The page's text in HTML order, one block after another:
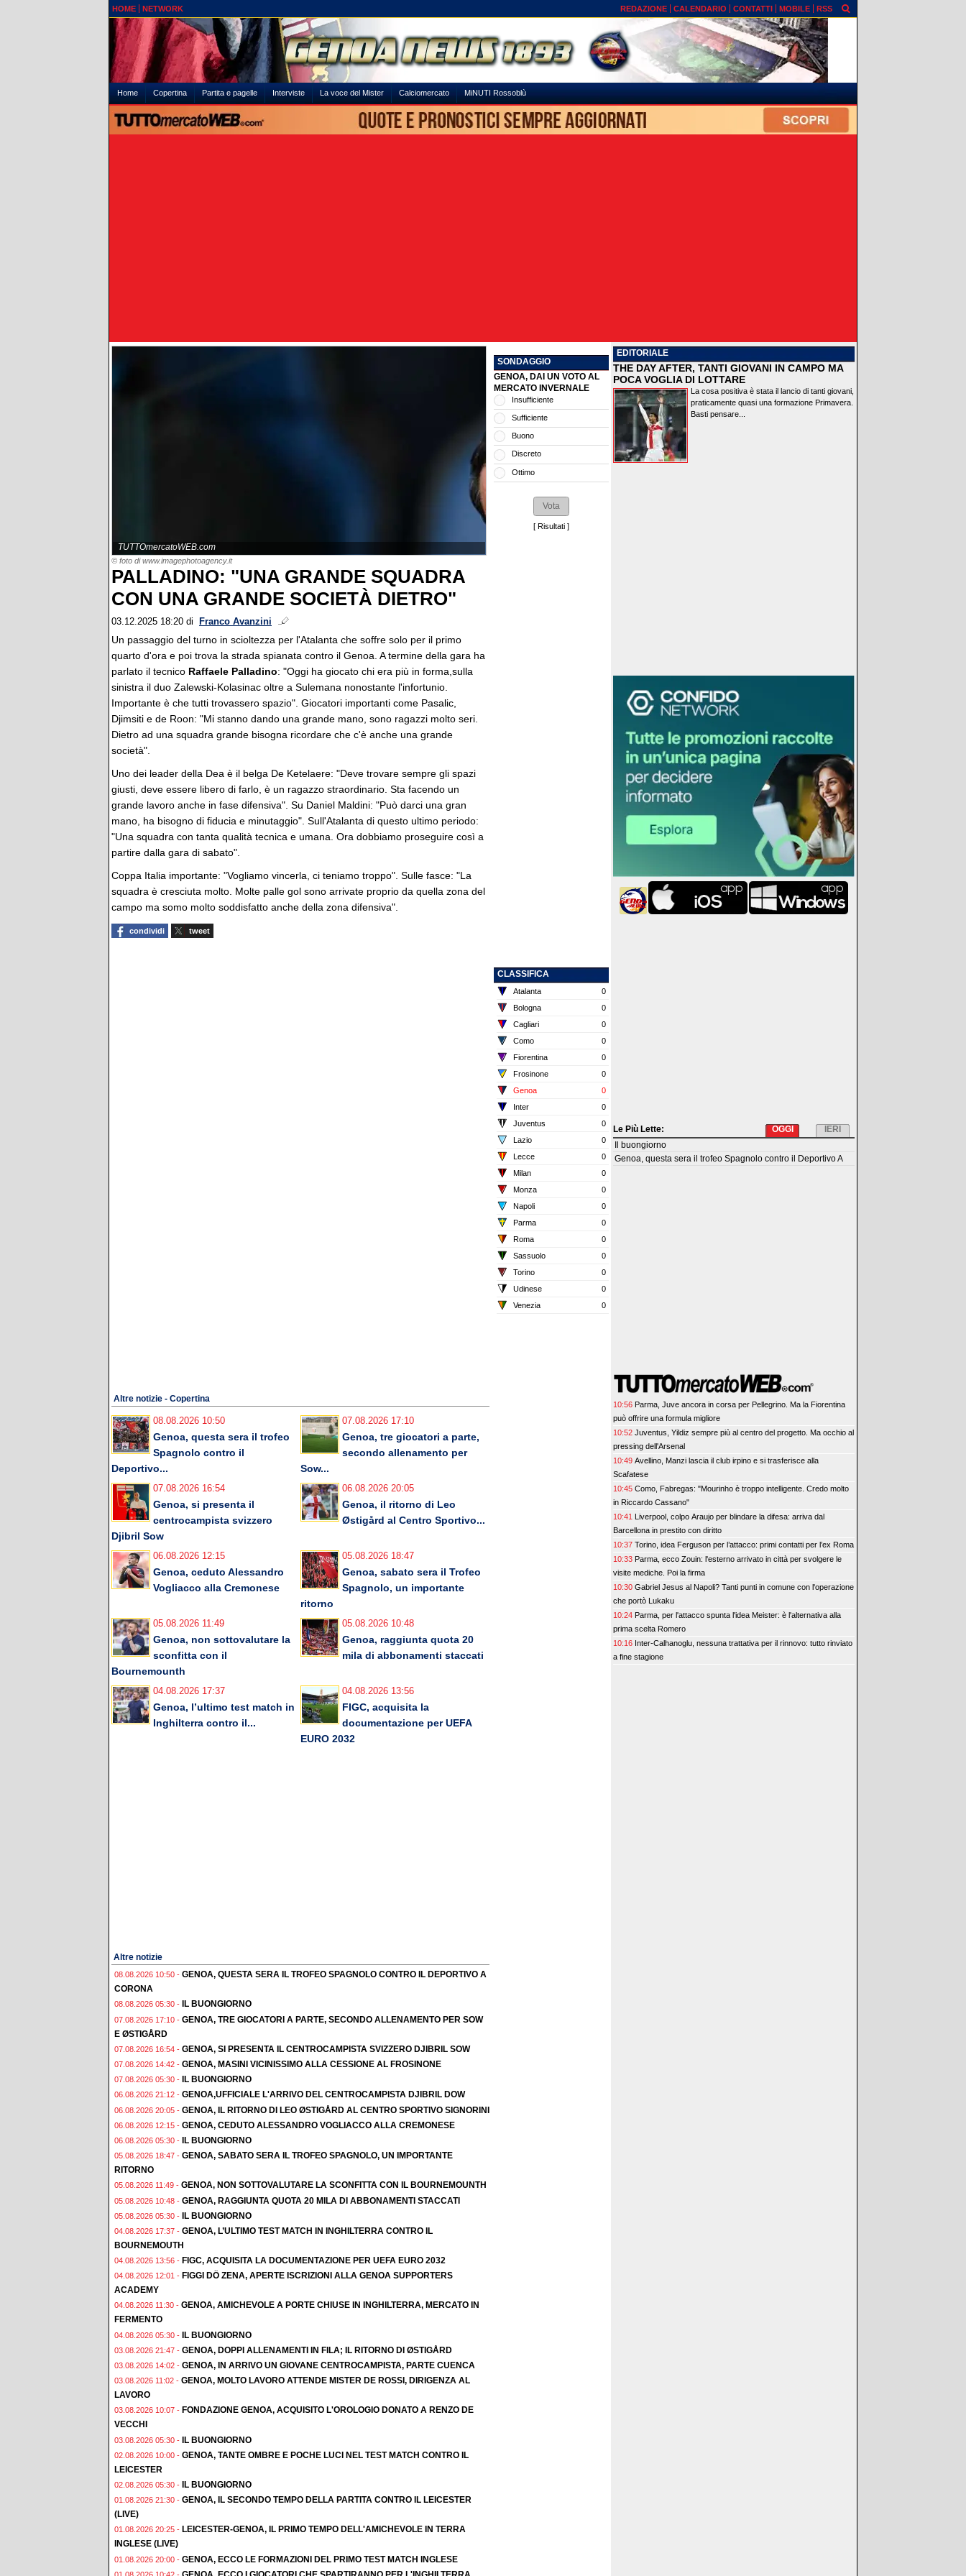
HOME NETWORK REDAZIONE CALENDARIO CONTATTI MOBILE RSS
Home Copertina Partita e pagelle Interviste La voce del Mister Calciomercato MiNUTI Rossoblù
TUTTOmercatoWEB.com
© foto di www.imagephotoagency.it
PALLADINO: "UNA GRANDE SQUADRA
CON UNA GRANDE SOCIETÀ DIETRO"
03.12.2025 18:20 di Franco Avanzini
Un passaggio del turno in scioltezza per l'Atalanta che soffre solo per il primo
quarto d'ora e poi trova la strada spianata contro il Genoa. A termine della gara ha
parlato il tecnico Raffaele Palladino: "Oggi ha giocato chi era più in forma,sulla
sinistra il duo Zalewski-Kolasinac oltre a Sulemana nonostante l'infortunio.
Importante è che tutti trovassero spazio". Giocatori importanti come Pasalic,
Djimsiti e de Roon: "Mi stanno dando una grande mano, sono ragazzi molto seri.
Dietro ad una squadra grande bisogna ricordare che c'è anche una grande
società".
Uno dei leader della Dea è il belga De Ketelaere: "Deve trovare sempre gli spazi
giusti, deve essere libero di farlo, è un ragazzo straordinario. Sta facendo un
grande lavoro anche in fase difensiva". Su Daniel Maldini: "Può darci una gran
mano, ha bisogno di fiducia e minutaggio". Sull'Atalanta di questo ultimo periodo:
"Una squadra con tanta qualità tecnica e umana. Ora dobbiamo proseguire così a
partire dalla gara di sabato".
Coppa Italia importante: "Vogliamo vincerla, ci teniamo troppo". Sulle fasce: "La
squadra è cresciuta molto. Molte palle gol sono arrivate proprio da quella zona del
campo ma somo molto soddisfatto anche della zona difensiva".
condividi tweet
Altre notizie - Copertina
08.08.2026 10:50
Genoa, questa sera il trofeo
Spagnolo contro il
Deportivo...
07.08.2026 17:10
Genoa, tre giocatori a parte,
secondo allenamento per
Sow...
07.08.2026 16:54
Genoa, si presenta il
centrocampista svizzero
Djibril Sow
06.08.2026 20:05
Genoa, il ritorno di Leo
Østigård al Centro Sportivo...
06.08.2026 12:15
Genoa, ceduto Alessandro
Vogliacco alla Cremonese
05.08.2026 18:47
Genoa, sabato sera il Trofeo
Spagnolo, un importante
ritorno
05.08.2026 11:49
Genoa, non sottovalutare la
sconfitta con il
Bournemounth
05.08.2026 10:48
Genoa, raggiunta quota 20
mila di abbonamenti staccati
04.08.2026 17:37
Genoa, l’ultimo test match in
Inghilterra contro il...
04.08.2026 13:56
FIGC, acquisita la
documentazione per UEFA
EURO 2032
Altre notizie
08.08.2026 10:50 - GENOA, QUESTA SERA IL TROFEO SPAGNOLO CONTRO IL DEPORTIVO A
CORONA
08.08.2026 05:30 - IL BUONGIORNO
07.08.2026 17:10 - GENOA, TRE GIOCATORI A PARTE, SECONDO ALLENAMENTO PER SOW
E ØSTIGÅRD
07.08.2026 16:54 - GENOA, SI PRESENTA IL CENTROCAMPISTA SVIZZERO DJIBRIL SOW
07.08.2026 14:42 - GENOA, MASINI VICINISSIMO ALLA CESSIONE AL FROSINONE
07.08.2026 05:30 - IL BUONGIORNO
06.08.2026 21:12 - GENOA,UFFICIALE L'ARRIVO DEL CENTROCAMPISTA DJIBRIL DOW
06.08.2026 20:05 - GENOA, IL RITORNO DI LEO ØSTIGÅRD AL CENTRO SPORTIVO SIGNORINI
06.08.2026 12:15 - GENOA, CEDUTO ALESSANDRO VOGLIACCO ALLA CREMONESE
06.08.2026 05:30 - IL BUONGIORNO
05.08.2026 18:47 - GENOA, SABATO SERA IL TROFEO SPAGNOLO, UN IMPORTANTE
RITORNO
05.08.2026 11:49 - GENOA, NON SOTTOVALUTARE LA SCONFITTA CON IL BOURNEMOUNTH
05.08.2026 10:48 - GENOA, RAGGIUNTA QUOTA 20 MILA DI ABBONAMENTI STACCATI
05.08.2026 05:30 - IL BUONGIORNO
04.08.2026 17:37 - GENOA, L’ULTIMO TEST MATCH IN INGHILTERRA CONTRO IL
BOURNEMOUTH
04.08.2026 13:56 - FIGC, ACQUISITA LA DOCUMENTAZIONE PER UEFA EURO 2032
04.08.2026 12:01 - FIGGI DÖ ZENA, APERTE ISCRIZIONI ALLA GENOA SUPPORTERS
ACADEMY
04.08.2026 11:30 - GENOA, AMICHEVOLE A PORTE CHIUSE IN INGHILTERRA, MERCATO IN
FERMENTO
04.08.2026 05:30 - IL BUONGIORNO
03.08.2026 21:47 - GENOA, DOPPI ALLENAMENTI IN FILA; IL RITORNO DI ØSTIGÅRD
03.08.2026 14:02 - GENOA, IN ARRIVO UN GIOVANE CENTROCAMPISTA, PARTE CUENCA
03.08.2026 11:02 - GENOA, MOLTO LAVORO ATTENDE MISTER DE ROSSI, DIRIGENZA AL
LAVORO
03.08.2026 10:07 - FONDAZIONE GENOA, ACQUISITO L'OROLOGIO DONATO A RENZO DE
VECCHI
03.08.2026 05:30 - IL BUONGIORNO
02.08.2026 10:00 - GENOA, TANTE OMBRE E POCHE LUCI NEL TEST MATCH CONTRO IL
LEICESTER
02.08.2026 05:30 - IL BUONGIORNO
01.08.2026 21:30 - GENOA, IL SECONDO TEMPO DELLA PARTITA CONTRO IL LEICESTER
(LIVE)
01.08.2026 20:25 - LEICESTER-GENOA, IL PRIMO TEMPO DELL'AMICHEVOLE IN TERRA
INGLESE (LIVE)
01.08.2026 20:00 - GENOA, ECCO LE FORMAZIONI DEL PRIMO TEST MATCH INGLESE
SONDAGGIO
GENOA, DAI UN VOTO AL
MERCATO INVERNALE
Insufficiente
Sufficiente
Buono
Discreto
Ottimo
[ Risultati ]
CLASSIFICA
Atalanta
0
Bologna
0
Cagliari
0
Como
0
Fiorentina
0
Frosinone
0
Genoa
0
Inter
0
Juventus
0
Lazio
0
Lecce
0
Milan
0
Monza
0
Napoli
0
Parma
0
Roma
0
Sassuolo
0
Torino
0
Udinese
0
Venezia
0
EDITORIALE
THE DAY AFTER, TANTI GIOVANI IN CAMPO MA
POCA VOGLIA DI LOTTARE
La cosa positiva è stata il lancio di tanti giovani,
praticamente quasi una formazione Primavera.
Basti pensare...
Le Più Lette: IERI
OGGI
Il buongiorno
Genoa, questa sera il trofeo Spagnolo contro il Deportivo A
10:56 Parma, Juve ancora in corsa per Pellegrino. Ma la Fiorentina
può offrire una formula migliore
10:52 Juventus, Yildiz sempre più al centro del progetto. Ma occhio al
pressing dell'Arsenal
10:49 Avellino, Manzi lascia il club irpino e si trasferisce alla
Scafatese
10:45 Como, Fabregas: "Mourinho è troppo intelligente. Credo molto
in Riccardo Cassano"
10:41 Liverpool, colpo Araujo per blindare la difesa: arriva dal
Barcellona in prestito con diritto
10:37 Torino, idea Ferguson per l’attacco: primi contatti per l’ex Roma
10:33 Parma, ecco Zouin: l'esterno arrivato in città per svolgere le
visite mediche. Poi la firma
10:30 Gabriel Jesus al Napoli? Tanti punti in comune con l'operazione
che portò Lukaku
10:24 Parma, per l'attacco spunta l'idea Meister: è l'alternativa alla
prima scelta Romero
10:16 Inter-Calhanoglu, nessuna trattativa per il rinnovo: tutto rinviato
a fine stagione